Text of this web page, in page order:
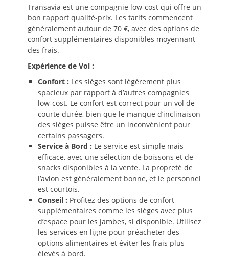
Transavia est une compagnie low-cost qui offre un
bon rapport qualité-prix. Les tarifs commencent
généralement autour de 70 €, avec des options de
confort supplémentaires disponibles moyennant
des frais.
Expérience de Vol :
Confort : Les sièges sont légèrement plus
spacieux par rapport à d’autres compagnies
low-cost. Le confort est correct pour un vol de
courte durée, bien que le manque d’inclinaison
des sièges puisse être un inconvénient pour
certains passagers.
Service à Bord : Le service est simple mais
efficace, avec une sélection de boissons et de
snacks disponibles à la vente. La propreté de
l’avion est généralement bonne, et le personnel
est courtois.
Conseil : Profitez des options de confort
supplémentaires comme les sièges avec plus
d’espace pour les jambes, si disponible. Utilisez
les services en ligne pour préacheter des
options alimentaires et éviter les frais plus
élevés à bord.